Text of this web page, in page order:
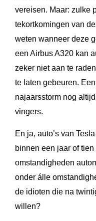
vereisen. Maar: zulke
tekortkomingen van
weten wanneer deze
een Airbus A320 kan
zeker niet aan te
te laten gebeuren.
najaarsstorm nog
vingers.
En ja, auto’s van
binnen een jaar of
omstandigheden
onder álle
de idioten die na
willen?